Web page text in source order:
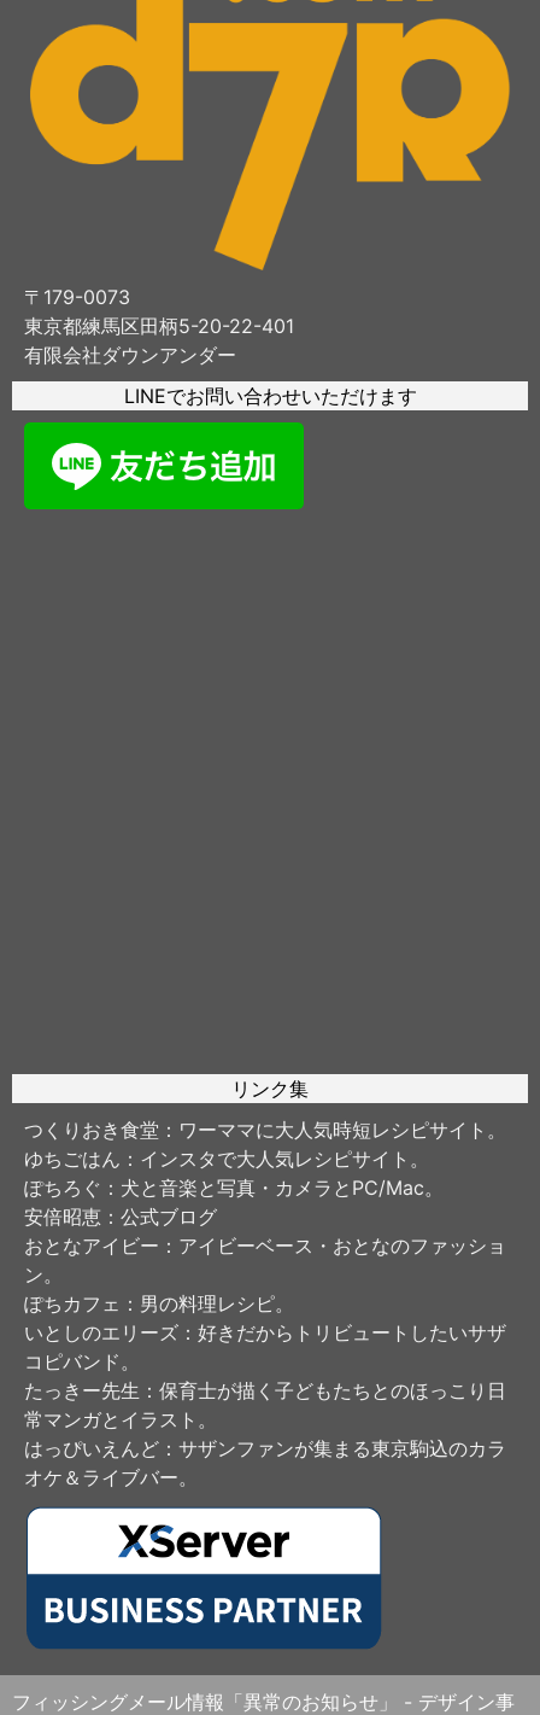
〒179-0073
東京都練馬区田柄5-20-22-401
有限会社ダウンアンダー
LINEでお問い合わせいただけます
リンク集
つくりおき食堂 ：ワーママに大人気時短レシピサイト。
ゆちごはん ：インスタで大人気レシピサイト。
ぽちろぐ ：犬と音楽と写真・カメラとPC/Mac。
安倍昭恵 ：公式ブログ
おとなアイビー ：アイビーベース・おとなのファッショ
ン。
ぽちカフェ ：男の料理レシピ。
いとしのエリーズ ：好きだからトリビュートしたいサザ
コピバンド。
たっきー先生 ：保育士が描く子どもたちとのほっこり日
常マンガとイラスト。
はっぴいえんど ：サザンファンが集まる東京駒込のカラ
オケ＆ライブバー。
フィッシングメール情報「異常のお知らせ」 - デザイン事